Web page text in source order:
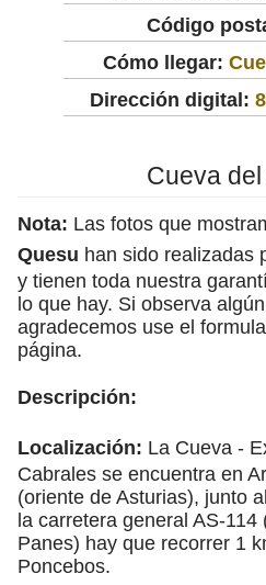
Código
Cómo llegar:
Dirección digital:
Cueva
Nota: Las fotos que
Quesu han sido realizadas
y tienen toda nuestra
lo que hay. Si observa
agradecemos use el
página.
Descripción:
Localización: La Cueva -
Cabrales se encuentra en
(oriente de Asturias), junto
la carretera general AS-
Panes) hay que recorrer 1
Poncebos.